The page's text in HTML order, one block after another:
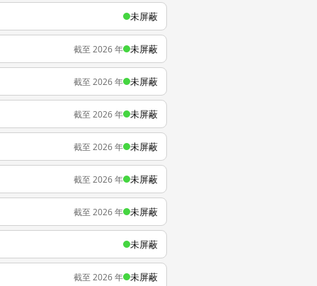
未屏蔽
截至 2026 年 未屏蔽
截至 2026 年 未屏蔽
截至 2026 年 未屏蔽
截至 2026 年 未屏蔽
截至 2026 年 未屏蔽
截至 2026 年 未屏蔽
未屏蔽
截至 2026 年 未屏蔽